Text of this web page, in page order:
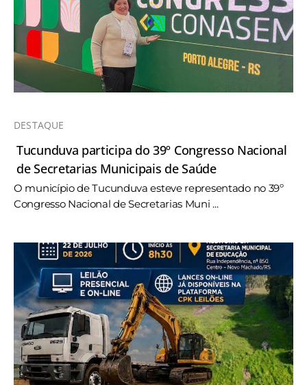
DESTAQUE
Tucunduva participa do 39º Congresso Nacional
de Secretarias Municipais de Saúde
O município de Tucunduva esteve representado no 39º
Congresso Nacional de Secretarias Muni ...